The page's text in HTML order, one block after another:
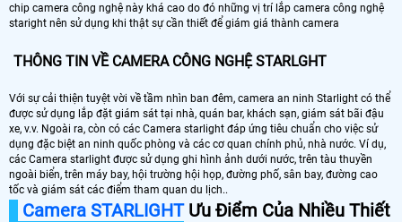
chip camera công nghệ này khá cao do đó những vị trí lắp camera công nghệ
staright nên sử dụng khi thật sự cần thiết để giám giá thành camera
THÔNG TIN VỀ CAMERA CÔNG NGHỆ STARLGHT
Với sự cải thiện tuyệt vời về tầm nhìn ban đêm, camera an ninh Starlight có thể
được sử dụng lắp đặt giám sát tại nhà, quán bar, khách sạn, giám sát bãi đậu
xe, v.v. Ngoài ra, còn có các Camera starlight đáp ứng tiêu chuẩn cho việc sử
dụng đặc biệt an ninh quốc phòng và các cơ quan chính phủ, nhà nước. Ví dụ,
các Camera starlight được sử dụng ghi hình ảnh dưới nước, trên tàu thuyền
ngoài biển, trên máy bay, hội trường hội họp, đường phố, sân bay, đường cao
tốc và giám sát các điểm tham quan du lịch..
Camera STARLIGHTƯu Điểm Của Nhiều Thiết